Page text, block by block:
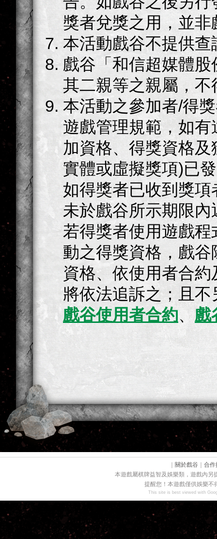
獎者兌獎之用，並
本活動戲谷不提供
戲谷「和信超媒體
其二親等之親屬，
本活動之參加者/得
遊戲管理規範，如
加資格、得獎資格
實體或虛擬獎項)已
如得獎者已收到獎
未於戲谷所示期限
若得獎者使用遊戲
動之得獎資格，戲
資格、依使用者合
將依法追訴之；且
戲谷使用者合約、 戲